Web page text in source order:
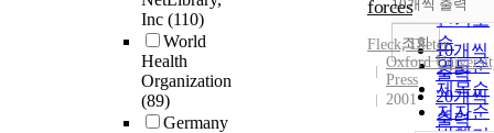
Inc (110)
World
Health
Organization
(89)
Germany
인기도
순
연도순
제목순
저자순
내림차
10개씩 출력
10개씩
출력
20개씩
출력
조회
forces
Fleck, Dieter
Oxford
Press
2001